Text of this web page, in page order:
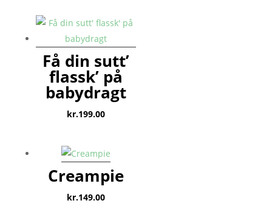
Få din sutt’
flassk’ på
babydragt
kr.199.00
Creampie
kr.149.00